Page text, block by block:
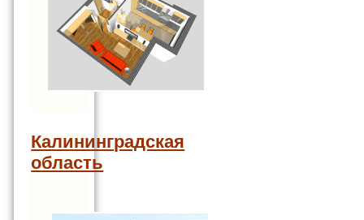
Калининградская
область